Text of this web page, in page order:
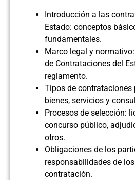
Introducción a las
Estado: conceptos
fundamentales.
Marco legal y
de Contrataciones del
reglamento.
Tipos de contrataciones
bienes, servicios y
Procesos de selección:
concurso público,
otros.
Obligaciones de los
responsabilidades de
contratación.